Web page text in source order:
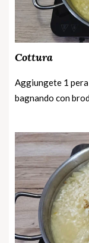
Cottura
Aggiungete 1
bagnando con